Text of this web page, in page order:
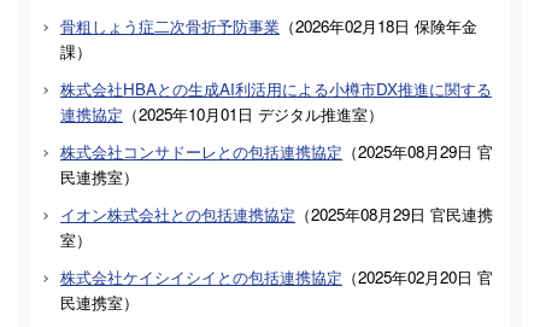
骨粗しょう症二次骨折予防事業 （2026年02月18日 保険年金
課）
株式会社HBAとの生成AI利活用による小樽市DX推進に関する
連携協定 （2025年10月01日 デジタル推進室）
株式会社コンサドーレとの包括連携協定 （2025年08月29日 官
民連携室）
イオン株式会社との包括連携協定 （2025年08月29日 官民連携
室）
株式会社ケイシイシイとの包括連携協定 （2025年02月20日 官
民連携室）